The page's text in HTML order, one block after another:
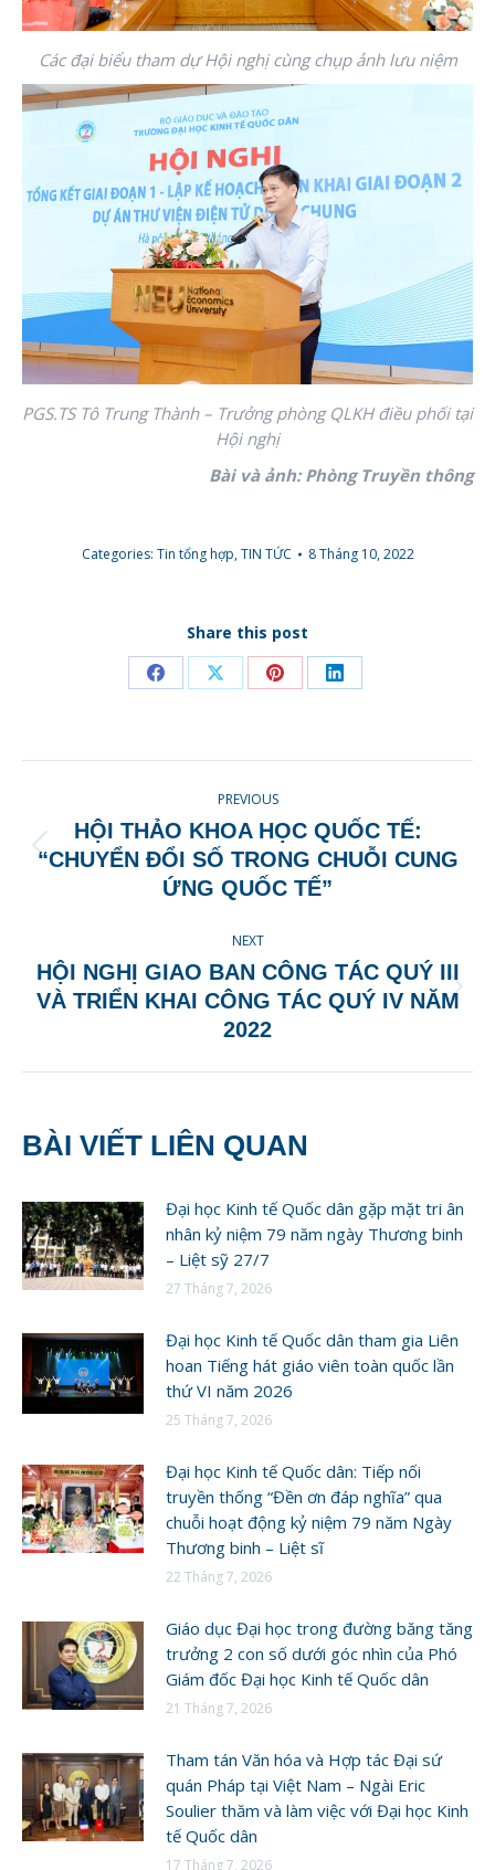
Các đại biểu tham dự Hội nghị cùng chụp ảnh lưu niệm
PGS.TS Tô Trung Thành – Trưởng phòng QLKH điều phối tại
Hội nghị
Bài và ảnh: Phòng Truyền thông
Categories: Tin tổng hợp,TIN TỨC 8 Tháng 10, 2022
Share this post
Share Share Share Share
NAVIGATION
PREVIOUS
Previous
post:
HỘI THẢO KHOA HỌC QUỐC TẾ:
“CHUYỂN ĐỔI SỐ TRONG CHUỖI CUNG
ỨNG QUỐC TẾ”
NEXT
Next
post:
HỘI NGHỊ GIAO BAN CÔNG TÁC QUÝ III
VÀ TRIỂN KHAI CÔNG TÁC QUÝ IV NĂM
2022
BÀI VIẾT LIÊN QUAN
Đại học Kinh tế Quốc dân gặp mặt tri ân
nhân kỷ niệm 79 năm ngày Thương binh
– Liệt sỹ 27/7
27 Tháng 7, 2026
Đại học Kinh tế Quốc dân tham gia Liên
hoan Tiếng hát giáo viên toàn quốc lần
thứ VI năm 2026
25 Tháng 7, 2026
Đại học Kinh tế Quốc dân: Tiếp nối
truyền thống “Đền ơn đáp nghĩa” qua
chuỗi hoạt động kỷ niệm 79 năm Ngày
Thương binh – Liệt sĩ
22 Tháng 7, 2026
Giáo dục Đại học trong đường băng tăng
trưởng 2 con số dưới góc nhìn của Phó
Giám đốc Đại học Kinh tế Quốc dân
21 Tháng 7, 2026
Tham tán Văn hóa và Hợp tác Đại sứ
quán Pháp tại Việt Nam – Ngài Eric
Soulier thăm và làm việc với Đại học Kinh
tế Quốc dân
17 Tháng 7, 2026